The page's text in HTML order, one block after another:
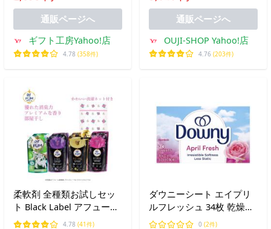
通販ページへ
ギフト工房Yahoo!店
4.78 (358件)
40回分
通販ページへ
OUJI-SHOP Yahoo!店
4.76 (203件)
柔軟剤 全種類お試しセッ
ト Black Label アフューム
TOUCH OF Ka arFUM(アフ
4.78 (41件)
ダウニーシート エイプリ
ルフレッシュ 34枚 乾燥機
用シート 輸入雑貨
0 (2件)